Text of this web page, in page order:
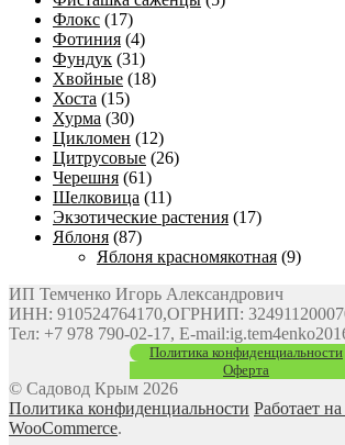
Флокс (17)
Фотиния (4)
Фундук (31)
Хвойные (18)
Хоста (15)
Хурма (30)
Цикломен (12)
Цитрусовые (26)
Черешня (61)
Шелковица (11)
Экзотические растения (17)
Яблоня (87)
Яблоня красномякотная (9)
ИП Темченко Игорь Александрович
ИНН: 910524764170,ОГРНИП:
Тел: +7 978 790-02-17, E-
Политика конфиденциальности
Оферта
© Садовод Крым 2026
Политика конфиденциальности Работает
WooCommerce.